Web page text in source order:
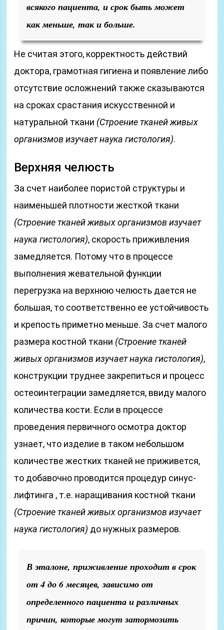
всякого пациента, и срок быть может
как меньше, так и больше.
Не считая этого, корректность действий
доктора, грамотная гигиена и появление либо
отсутствие осложнений также сказываются
на сроках срастания искусственной и
натуральной ткани (Строение тканей живых
организмов изучает наука гистология).
Верхняя челюсть
За счет наиболее пористой структуры и
наименьшей плотности жесткой ткани
(Строение тканей живых организмов изучает
наука гистология), скорость приживления
замедляется. Потому что в процессе
выполнения жевательной функции
перегрузка на верхнюю челюсть дается не
большая, то соответственно ее устойчивость
и крепость приметно меньше. За счет малого
размера костной ткани (Строение тканей
живых организмов изучает наука гистология),
конструкции труднее закрепиться и процесс
остеоинтеграции замедляется, ввиду малого
количества кости. Если в процессе
проведения первичного осмотра доктор
узнает, что изделие в таком небольшом
количестве жестких тканей не приживется,
то добавочно проводится процедур синус-
лифтинга , т.е. наращивания костной ткани
(Строение тканей живых организмов изучает
наука гистология) до нужных размеров.
В эталоне, приживление проходит в срок
от 4 до 6 месяцев, зависимо от
определенного пациента и различных
причин, которые могут затормозить